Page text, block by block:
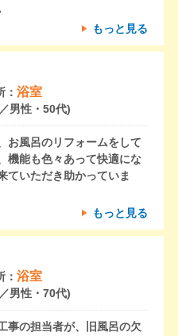
もっと見る
： 浴室
男性・50代)
お風呂のリフォームをして
機能も色々あって快適にな
ていただき助かっていま
もっと見る
： 浴室
男性・70代)
事の担当者が、旧風呂の欠